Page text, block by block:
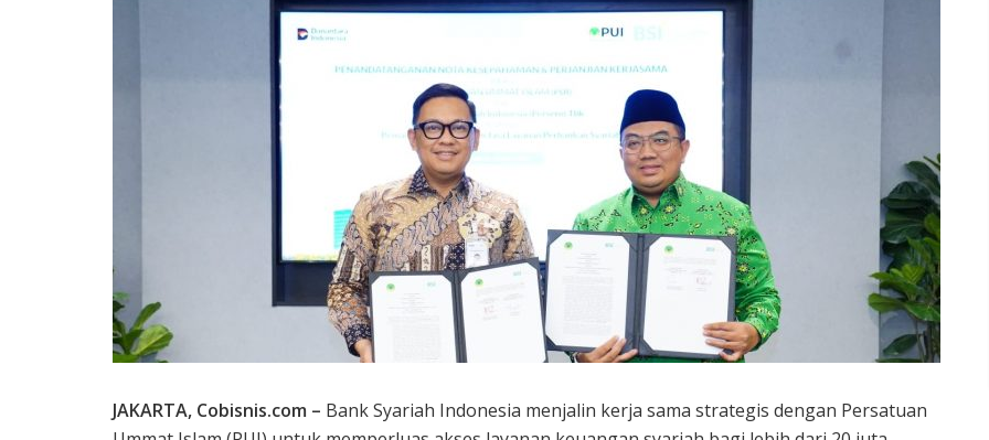
JAKARTA, Cobisnis.com – Bank Syariah Indonesia menjalin kerja sama strategis dengan Persatuan